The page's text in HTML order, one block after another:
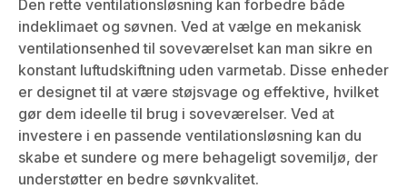
Den rette ventilationsløsning kan forbedre både
indeklimaet og søvnen. Ved at vælge en mekanisk
ventilationsenhed til soveværelset kan man sikre en
konstant luftudskiftning uden varmetab. Disse enheder
er designet til at være støjsvage og effektive, hvilket
gør dem ideelle til brug i soveværelser. Ved at
investere i en passende ventilationsløsning kan du
skabe et sundere og mere behageligt sovemiljø, der
understøtter en bedre søvnkvalitet.